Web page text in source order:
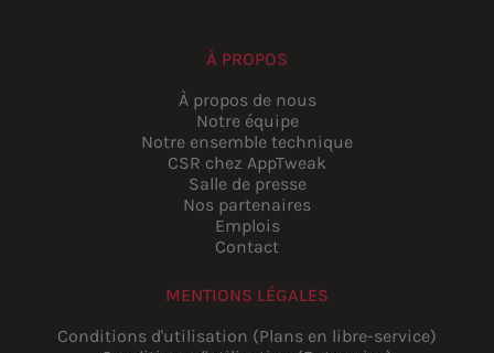
À PROPOS
À propos de nous
Notre équipe
Notre ensemble technique
CSR chez AppTweak
Salle de presse
Nos partenaires
Emplois
Contact
MENTIONS LÉGALES
Conditions d'utilisation (Plans en libre-service)